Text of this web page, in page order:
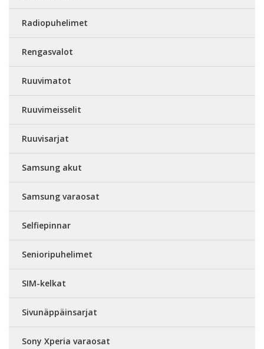
Radiopuhelimet
Rengasvalot
Ruuvimatot
Ruuvimeisselit
Ruuvisarjat
Samsung akut
Samsung varaosat
Selfiepinnar
Senioripuhelimet
SIM-kelkat
Sivunäppäinsarjat
Sony Xperia varaosat